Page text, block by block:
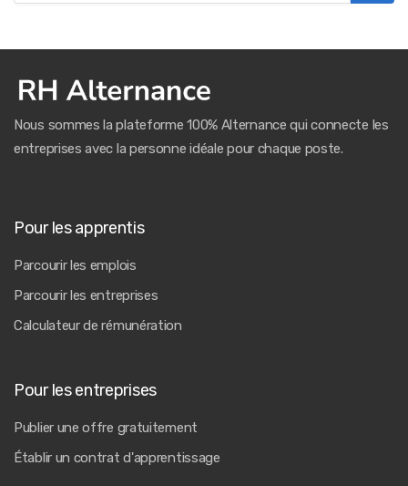
Nous sommes la plateforme 100% Alternance qui connecte les
entreprises avec la personne idéale pour chaque poste.
Pour les apprentis
Parcourir les emplois
Parcourir les entreprises
Calculateur de rémunération
Pour les entreprises
Publier une offre gratuitement
Établir un contrat d'apprentissage